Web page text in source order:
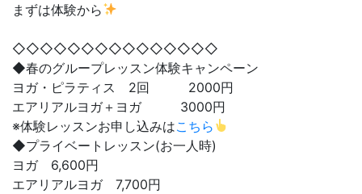
まずは体験から
◇◇◇◇◇◇◇◇◇◇◇◇◇◇◇
◆春のグループレッスン体験キャンペーン
ヨガ・ピラティス 2回 2000円
エアリアルヨガ＋ヨガ 3000円
※体験レッスンお申し込みはこちら
◆プライベートレッスン(お一人時)
ヨガ 6,600円
エアリアルヨガ 7,700円